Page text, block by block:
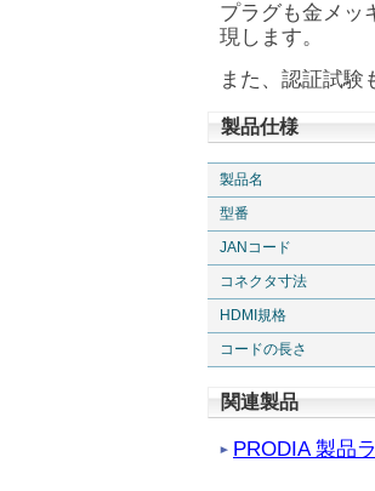
プラグも金メッ
現します。
また、認証試験
製品仕様
製品名
型番
JANコード
コネクタ寸法
HDMI規格
コードの長さ
関連製品
PRODIA 製品